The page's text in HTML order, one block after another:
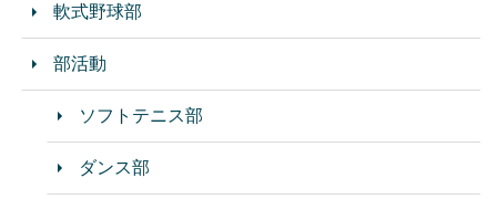
軟式野球部
部活動
ソフトテニス部
ダンス部